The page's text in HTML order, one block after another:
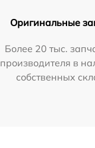
Оригинальные
Более 20 тыс.
производителя в
собственных